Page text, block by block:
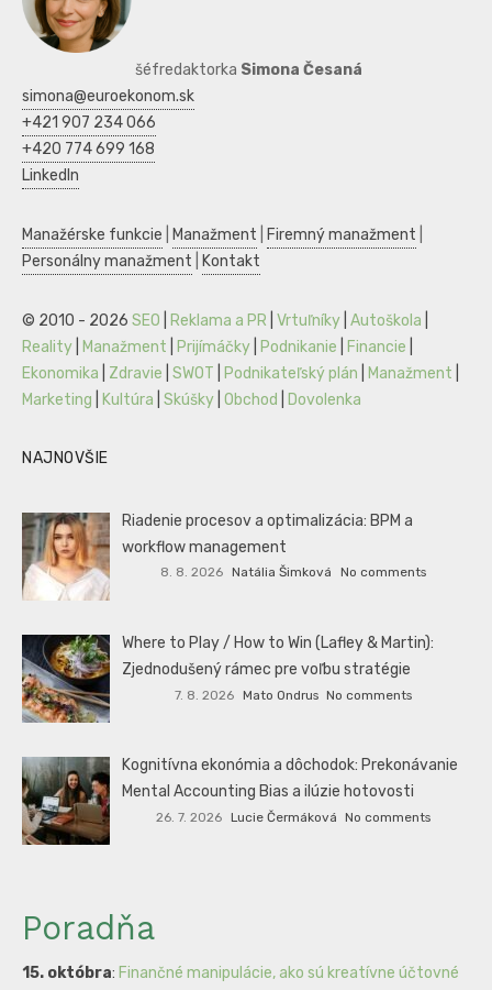
šéfredaktorka Simona Česaná
simona@euroekonom.sk
+421 907 234 066
+420 774 699 168
LinkedIn
Manažérske funkcie Manažment Firemný manažment
Personálny manažment
Kontakt
© 2010 - 2026 SEO Reklama a PR Vrtuľníky Autoškola
Reality
Manažment Prijímáčky Podnikanie Financie
Ekonomika
Zdravie SWOT Podnikateľský plán Manažment
Marketing
Kultúra Skúšky Obchod Dovolenka
NAJNOVŠIE
Riadenie procesov a optimalizácia: BPM a
workflow management
8. 8. 2026 Natália Šimková No comments
Where to Play / How to Win (Lafley & Martin):
Zjednodušený rámec pre voľbu stratégie
7. 8. 2026 Mato Ondrus No comments
Kognitívna ekonómia a dôchodok: Prekonávanie
Mental Accounting Bias a ilúzie hotovosti
26. 7. 2026 Lucie Čermáková No comments
Poradňa
15. októbra: Finančné manipulácie, ako sú kreatívne účtovné